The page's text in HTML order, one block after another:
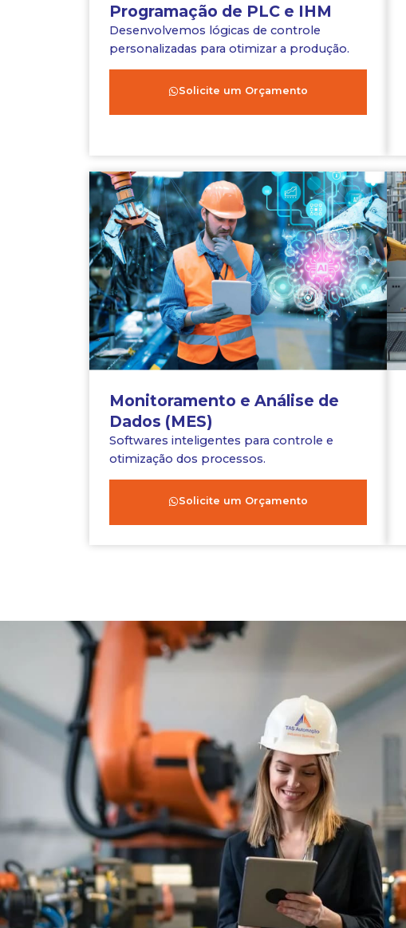
Programação de PLC e IHM
Desenvolvemos lógicas de controle
personalizadas para otimizar a produção.
Solicite um Orçamento
Monitoramento e Análise de
Dados (MES)
Softwares inteligentes para controle e
otimização dos processos.
Solicite um Orçamento